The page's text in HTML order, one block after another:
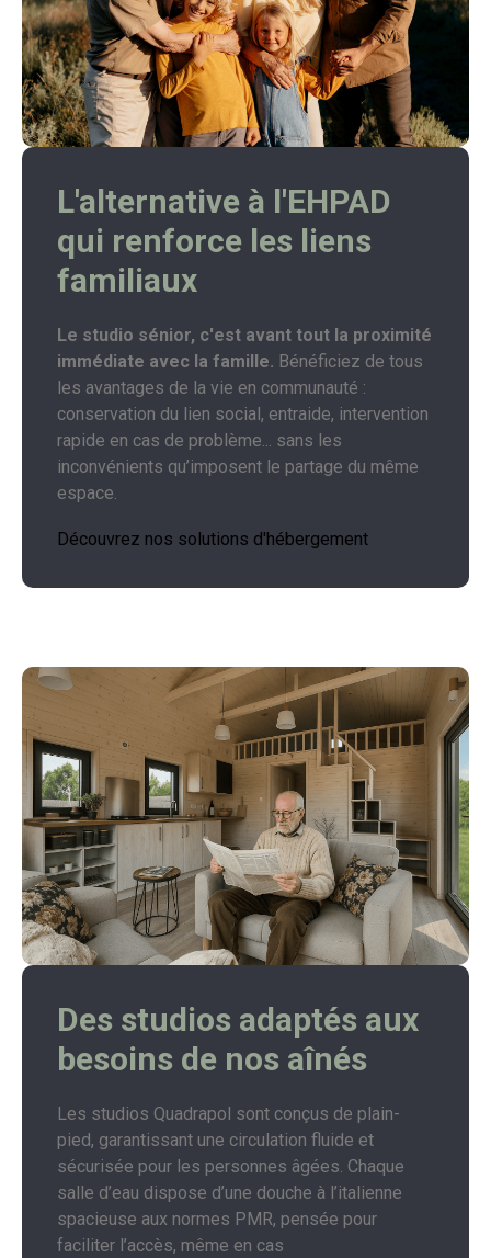
L'alternative à l'EHPAD
qui renforce les liens
familiaux
Le studio sénior, c'est avant tout la proximité
immédiate avec la famille. Bénéficiez de tous
les avantages de la vie en communauté :
conservation du lien social, entraide, intervention
rapide en cas de problème... sans les
inconvénients qu’imposent le partage du même
espace.
Découvrez nos solutions d'hébergement
Des studios adaptés aux
besoins de nos aînés
Les studios Quadrapol sont conçus de plain-
pied, garantissant une circulation fluide et
sécurisée pour les personnes âgées. Chaque
salle d’eau dispose d’une douche à l’italienne
spacieuse aux normes PMR, pensée pour
faciliter l’accès, même en cas